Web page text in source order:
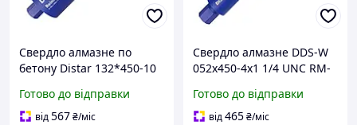
Свердло алмазне по
бетону Distar 132*450-10
(17903094092)
Готово до відправки
від567₴/міс
Свердло алмазне DDS-W
052x450-4x1 1/4 UNC RM-
Готово до відправки
від465₴/міс